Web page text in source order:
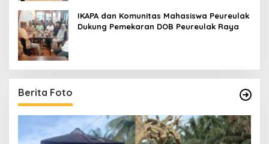
IKAPA dan Komunitas Mahasiswa Peureulak
Dukung Pemekaran DOB Peureulak Raya
Berita Foto